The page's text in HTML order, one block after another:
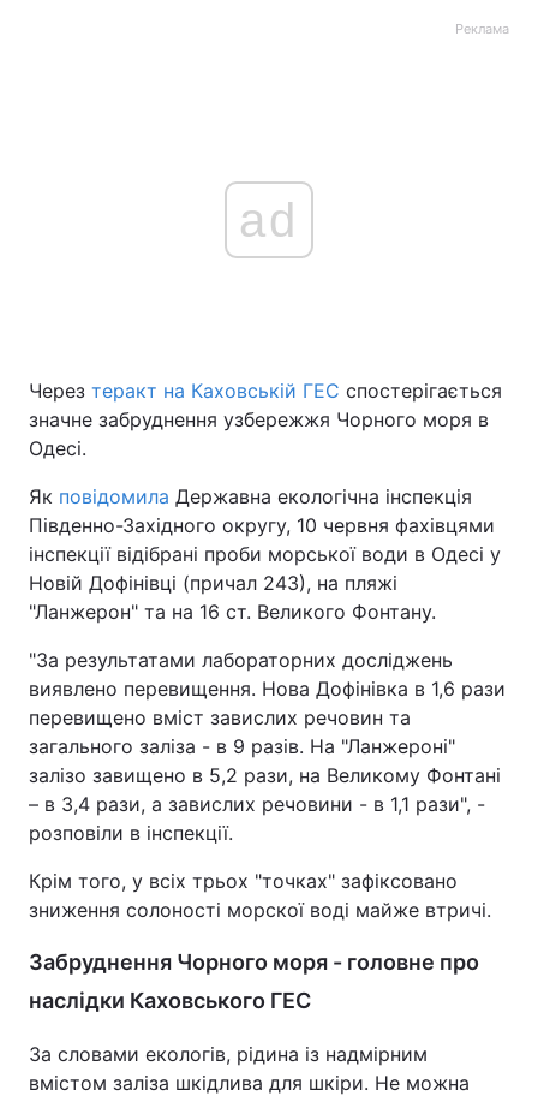
Реклама
ad
Через теракт на Каховській ГЕС спостерігається
значне забруднення узбережжя Чорного моря в
Одесі.
Як повідомила Державна екологічна інспекція
Південно-Західного округу, 10 червня фахівцями
інспекції відібрані проби морської води в Одесі у
Новій Дофінівці (причал 243), на пляжі
"Ланжерон" та на 16 ст. Великого Фонтану.
"За результатами лабораторних досліджень
виявлено перевищення. Нова Дофінівка в 1,6 рази
перевищено вміст завислих речовин та
загального заліза - в 9 разів. На "Ланжероні"
залізо завищено в 5,2 рази, на Великому Фонтані
– в 3,4 рази, а завислих речовини - в 1,1 рази", -
розповіли в інспекції.
Крім того, у всіх трьох "точках" зафіксовано
зниження солоності морскої воді майже втричі.
Забруднення Чорного моря - головне про
наслідки Каховського ГЕС
За словами екологів, рідина із надмірним
вмістом заліза шкідлива для шкіри. Не можна